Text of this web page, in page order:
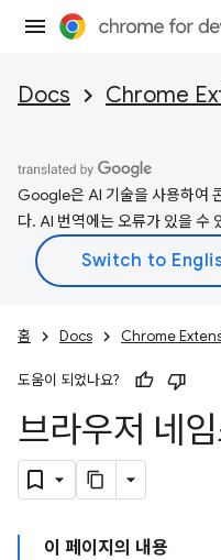
Docs Chrome
Google은 AI 기술을 사용하여
다. AI 번역에는 오류가 있을 수
홈 Docs Chrome
도움이 되었나요?
브라우저 네
이 페이지의 내용